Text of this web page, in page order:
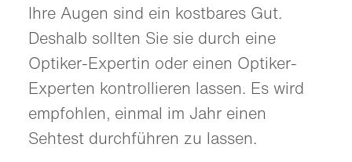
Ihre Augen sind ein kostbares Gut.
Deshalb sollten Sie sie durch eine
Optiker-Expertin oder einen Optiker-
Experten kontrollieren lassen. Es wird
empfohlen, einmal im Jahr einen
Sehtest durchführen zu lassen.